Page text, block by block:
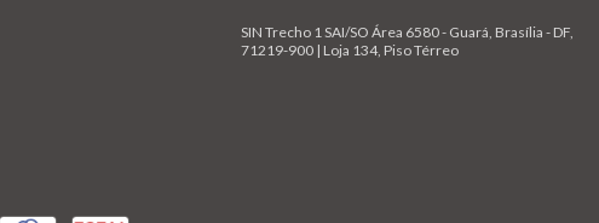
SIN Trecho 1 SAI/SO Área 6580 - Guará, Brasília - DF,
71219-900 | Loja 134, Piso Térreo